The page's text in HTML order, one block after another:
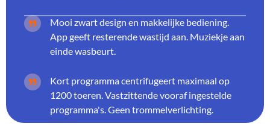
Mooi zwart design en makkelijke bediening.
App geeft resterende wastijd aan. Muziekje aan
einde wasbeurt.
Kort programma centrifugeert maximaal op
1200 toeren. Vastzittende vooraf ingestelde
programma's. Geen trommelverlichting.